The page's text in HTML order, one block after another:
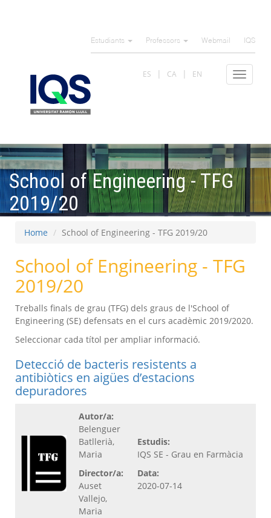
Estudiants Professors Webmail IQS
Toggle
ES CA EN
School of Engineering - TFG
2019/20
Home School of Engineering - TFG 2019/20
School of Engineering - TFG
2019/20
Treballs finals de grau (TFG) dels graus de l'School of
Engineering (SE) defensats en el curs acadèmic 2019/2020.
Seleccionar cada títol per ampliar informació.
Detecció de bacteris resistents a
antibiòtics en aigües d’estacions
depuradores
Autor/a:
Belenguer
Batllerià,
Maria
Director/a:
Auset
Vallejo,
Maria
Estudis:
IQS SE - Grau en Farmàcia
Data:
2020-07-14